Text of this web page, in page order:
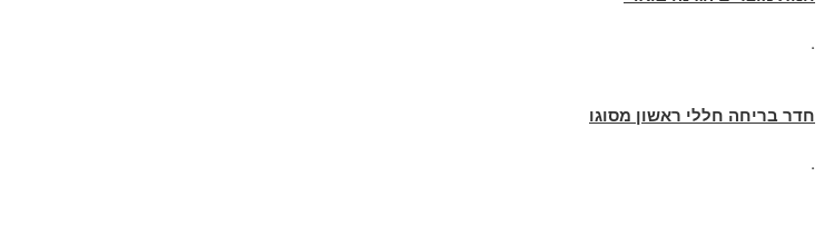
.
חדר בריחה חללי ראשון מסוגו
.